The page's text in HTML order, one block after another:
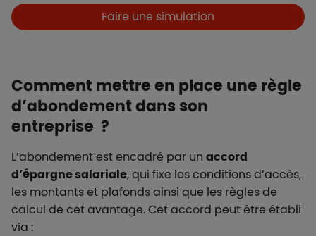
Boutons et liensFaire une simulation
Comment mettre en place une règle
d’abondement dans son
entreprise ?
L’abondement est encadré par un accord
d’épargne salariale, qui fixe les conditions d’accès,
les montants et plafonds ainsi que les règles de
calcul de cet avantage. Cet accord peut être établi
via :